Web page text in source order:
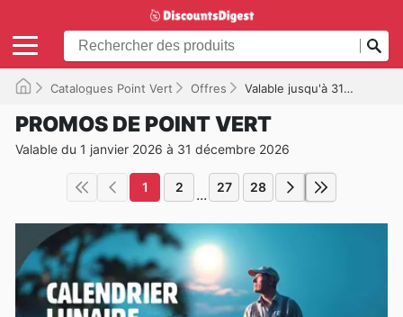
Catalogues Point Vert Offres Valable jusqu'à 31/12/2026
PROMOS DE POINT VERT
Valable du 1 janvier 2026 à 31 décembre 2026
1 2 ... 27 28